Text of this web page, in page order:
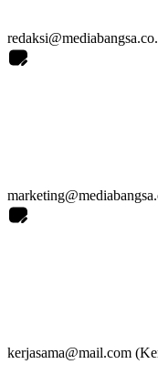
kerjasama@mail.com